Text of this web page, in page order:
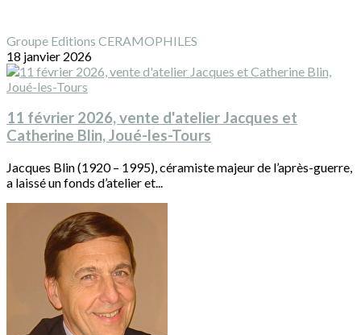
Groupe Editions CERAMOPHILES
18 janvier 2026
11 février 2026, vente d'atelier Jacques et
Catherine Blin, Joué-les-Tours
Jacques Blin (1920 – 1995), céramiste majeur de l’après-guerre,
a laissé un fonds d’atelier et...